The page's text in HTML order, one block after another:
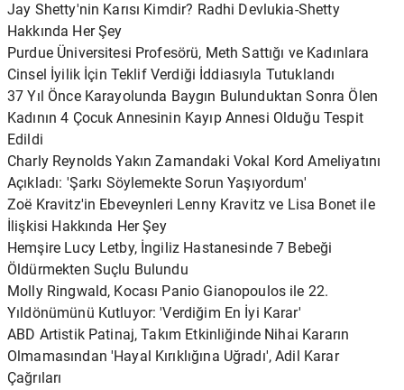
Jay Shetty'nin Karısı Kimdir? Radhi Devlukia-Shetty
Hakkında Her Şey
Purdue Üniversitesi Profesörü, Meth Sattığı ve Kadınlara
Cinsel İyilik İçin Teklif Verdiği İddiasıyla Tutuklandı
37 Yıl Önce Karayolunda Baygın Bulunduktan Sonra Ölen
Kadının 4 Çocuk Annesinin Kayıp Annesi Olduğu Tespit
Edildi
Charly Reynolds Yakın Zamandaki Vokal Kord Ameliyatını
Açıkladı: 'Şarkı Söylemekte Sorun Yaşıyordum'
Zoë Kravitz'in Ebeveynleri Lenny Kravitz ve Lisa Bonet ile
İlişkisi Hakkında Her Şey
Hemşire Lucy Letby, İngiliz Hastanesinde 7 Bebeği
Öldürmekten Suçlu Bulundu
Molly Ringwald, Kocası Panio Gianopoulos ile 22.
Yıldönümünü Kutluyor: 'Verdiğim En İyi Karar'
ABD Artistik Patinaj, Takım Etkinliğinde Nihai Kararın
Olmamasından 'Hayal Kırıklığına Uğradı', Adil Karar
Çağrıları